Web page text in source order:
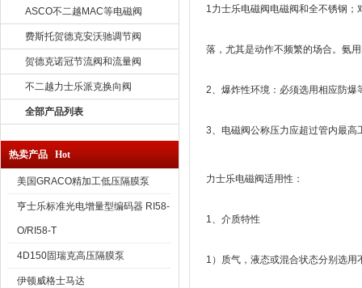
ASCO不二越MAC等电磁阀
费斯托贺德克安沃驰调节阀
贺德克诺冠节流阀和流量阀
不二越力士乐派克换向阀
全部产品列表
热卖产品 Hot
美国GRACO精加工低压隔膜泵
亨士乐标准光电增量型编码器 RI58-
O/RI58-T
4D150固瑞克高压隔膜泵
伊顿威格士马达
1力士乐电磁阀电磁阀和全不锈钢
落，尤其是动作不频繁的场合。氨
2、爆炸性环境：必须选用相应防
3、电磁阀公称压力应超过管内最高
力士乐电磁阀适用性：
1、介质特性
1）质气，液态或混合状态分别选用